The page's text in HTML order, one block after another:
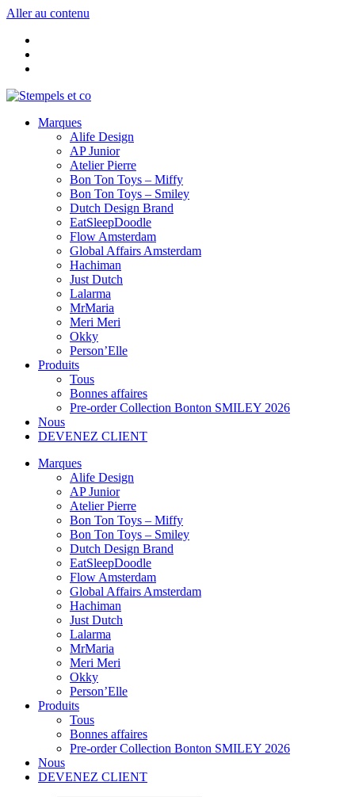
Aller au contenu
Marques
Alife Design
AP Junior
Atelier Pierre
Bon Ton Toys – Miffy
Bon Ton Toys – Smiley
Dutch Design Brand
EatSleepDoodle
Flow Amsterdam
Global Affairs Amsterdam
Hachiman
Just Dutch
Lalarma
MrMaria
Meri Meri
Okky
Person’Elle
Produits
Tous
Bonnes affaires
Pre-order Collection Bonton SMILEY 2026
Nous
DEVENEZ CLIENT
Marques
Alife Design
AP Junior
Atelier Pierre
Bon Ton Toys – Miffy
Bon Ton Toys – Smiley
Dutch Design Brand
EatSleepDoodle
Flow Amsterdam
Global Affairs Amsterdam
Hachiman
Just Dutch
Lalarma
MrMaria
Meri Meri
Okky
Person’Elle
Produits
Tous
Bonnes affaires
Pre-order Collection Bonton SMILEY 2026
Nous
DEVENEZ CLIENT